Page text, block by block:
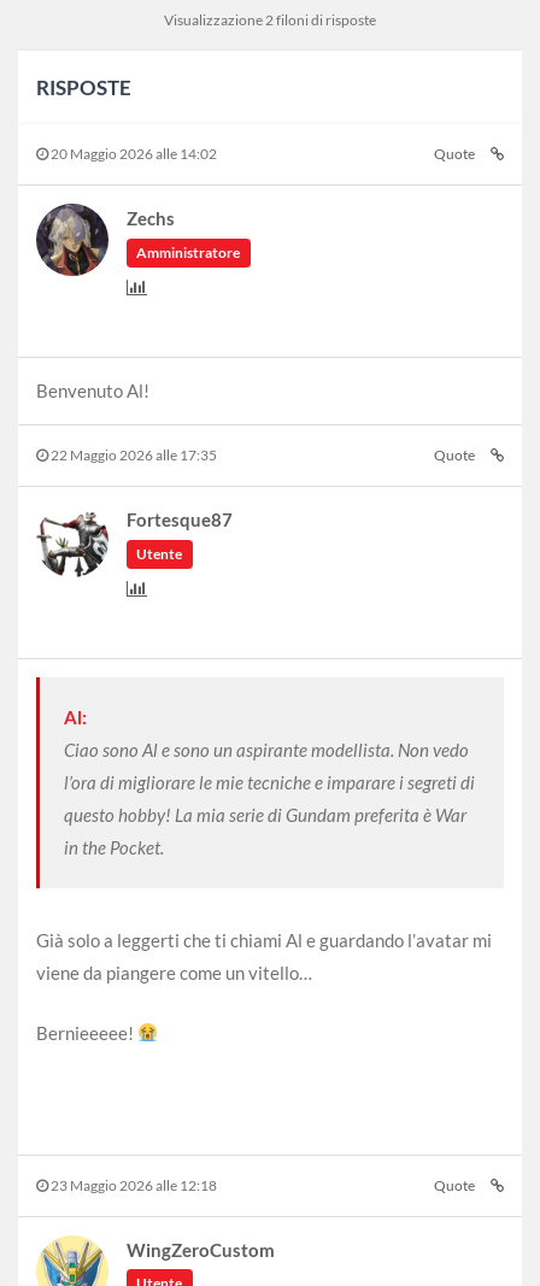
Visualizzazione 2 filoni di risposte
RISPOSTE
20 Maggio 2026 alle 14:02 Quote
Zechs
Amministratore
Benvenuto Al!
22 Maggio 2026 alle 17:35 Quote
Fortesque87
Utente
Al:
Ciao sono Al e sono un aspirante modellista. Non vedo
l’ora di migliorare le mie tecniche e imparare i segreti di
questo hobby! La mia serie di Gundam preferita è War
in the Pocket.
Già solo a leggerti che ti chiami Al e guardando l’avatar mi
viene da piangere come un vitello…
Bernieeeee!
23 Maggio 2026 alle 12:18 Quote
WingZeroCustom